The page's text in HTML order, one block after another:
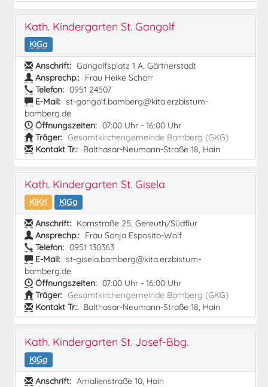
Kath. Kindergarten St. Gangolf
KiGa
Anschrift: Gangolfsplatz 1 A, Gärtnerstadt
Ansprechp.: Frau Heike Schorr
Telefon: 0951 24507
E-Mail: st-gangolf.bamberg@kita.erzbistum-
bamberg.de
Öffnungszeiten: 07:00 Uhr - 16:00 Uhr
Träger: Gesamtkirchengemeinde Bamberg (GKG)
Kontakt Tr.: Balthasar-Neumann-Straße 18, Hain
Kath. Kindergarten St. Gisela
KiKri
KiGa
Anschrift: Kornstraße 25, Gereuth/Südflur
Ansprechp.: Frau Sonja Esposito-Wolf
Telefon: 0951 130363
E-Mail: st-gisela.bamberg@kita.erzbistum-
bamberg.de
Öffnungszeiten: 07:00 Uhr - 16:00 Uhr
Träger: Gesamtkirchengemeinde Bamberg (GKG)
Kontakt Tr.: Balthasar-Neumann-Straße 18, Hain
Kath. Kindergarten St. Josef-Bbg.
KiGa
Anschrift: Amalienstraße 10, Hain